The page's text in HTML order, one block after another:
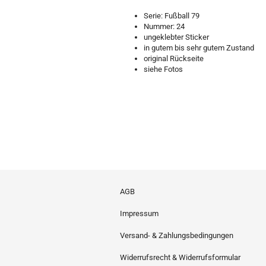
Serie: Fußball 79
Nummer: 24
ungeklebter Sticker
in gutem bis sehr gutem Zustand
original Rückseite
siehe Fotos
AGB
Impressum
Versand- & Zahlungsbedingungen
Widerrufsrecht & Widerrufsformular